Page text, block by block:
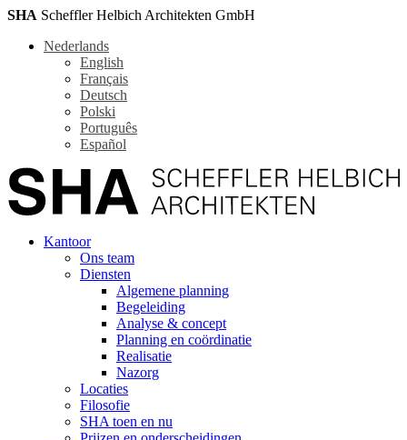
SHA Scheffler Helbich Architekten GmbH
Nederlands
English
Français
Deutsch
Polski
Português
Español
Kantoor
Ons team
Diensten
Algemene planning
Begeleiding
Analyse & concept
Planning en coördinatie
Realisatie
Nazorg
Locaties
Filosofie
SHA toen en nu